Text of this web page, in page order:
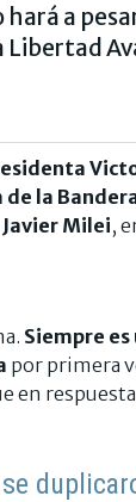
a
Libertad
la
Milei,
Siempre es
por primera
en respuesta